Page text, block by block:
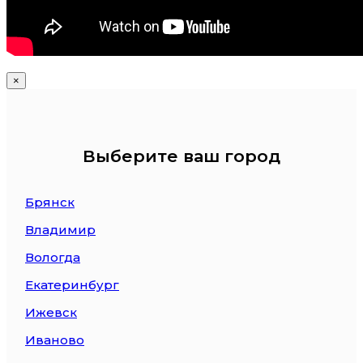
×
Выберите ваш город
Брянск
Владимир
Вологда
Екатеринбург
Ижевск
Иваново